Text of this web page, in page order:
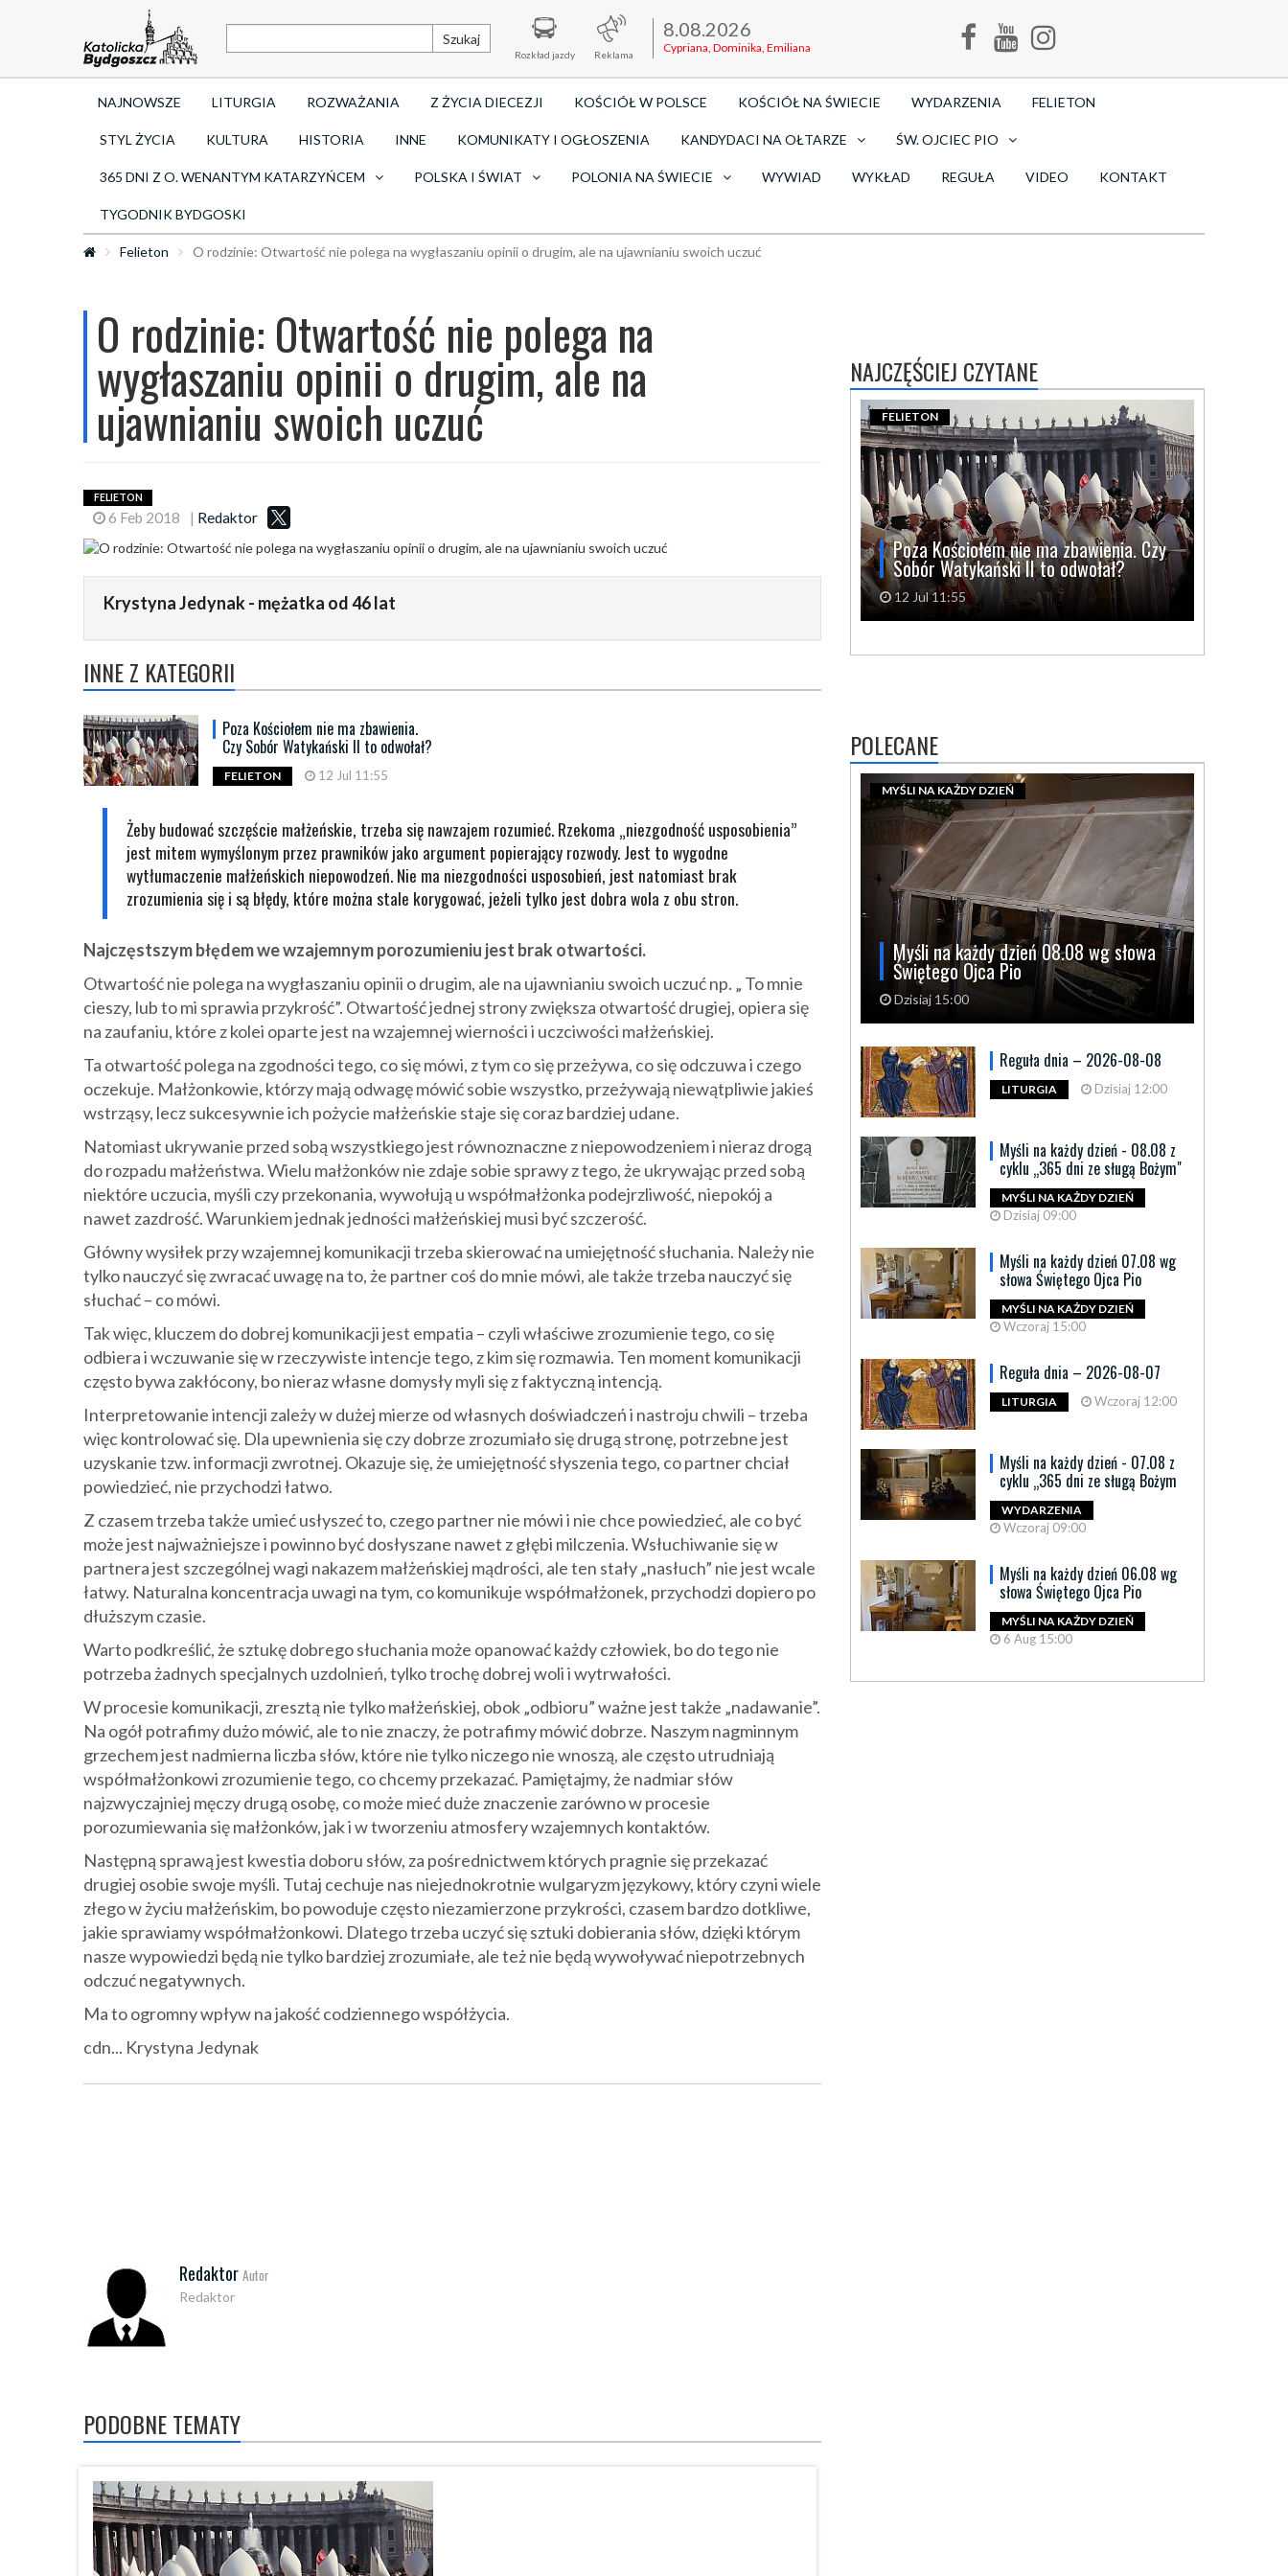
Szukaj
Rozkład jazdy Reklama
8.08.2026
Cypriana, Dominika, Emiliana
NAJNOWSZE LITURGIA ROZWAŻANIA Z ŻYCIA DIECEZJI KOŚCIÓŁ W POLSCE KOŚCIÓŁ NA ŚWIECIE WYDARZENIA FELIETON
STYL ŻYCIA KULTURA HISTORIA INNE KOMUNIKATY I OGŁOSZENIA KANDYDACI NA OŁTARZE ŚW. OJCIEC PIO
365 DNI Z O. WENANTYM KATARZYŃCEM POLSKA I ŚWIAT POLONIA NA ŚWIECIE WYWIAD WYKŁAD REGUŁA VIDEO KONTAKT
TYGODNIK BYDGOSKI
Felieton O rodzinie: Otwartość nie polega na wygłaszaniu opinii o drugim, ale na ujawnianiu swoich uczuć
O rodzinie: Otwartość nie polega na
wygłaszaniu opinii o drugim, ale na
ujawnianiu swoich uczuć
FELIETON
6 Feb 2018 | Redaktor
Krystyna Jedynak - mężatka od 46 lat
INNE Z KATEGORII
Poza Kościołem nie ma zbawienia.
Czy Sobór Watykański II to odwołał?
FELIETON 12 Jul 11:55
Żeby budować szczęście małżeńskie, trzeba się nawzajem rozumieć. Rzekoma „niezgodność usposobienia”
jest mitem wymyślonym przez prawników jako argument popierający rozwody. Jest to wygodne
wytłumaczenie małżeńskich niepowodzeń. Nie ma niezgodności usposobień, jest natomiast brak
zrozumienia się i są błędy, które można stale korygować, jeżeli tylko jest dobra wola z obu stron.
Najczęstszym błędem we wzajemnym porozumieniu jest brak otwartości.
Otwartość nie polega na wygłaszaniu opinii o drugim, ale na ujawnianiu swoich uczuć np. „ To mnie
cieszy, lub to mi sprawia przykrość”. Otwartość jednej strony zwiększa otwartość drugiej, opiera się
na zaufaniu, które z kolei oparte jest na wzajemnej wierności i uczciwości małżeńskiej.
Ta otwartość polega na zgodności tego, co się mówi, z tym co się przeżywa, co się odczuwa i czego
oczekuje. Małżonkowie, którzy mają odwagę mówić sobie wszystko, przeżywają niewątpliwie jakieś
wstrząsy, lecz sukcesywnie ich pożycie małżeńskie staje się coraz bardziej udane.
Natomiast ukrywanie przed sobą wszystkiego jest równoznaczne z niepowodzeniem i nieraz drogą
do rozpadu małżeństwa. Wielu małżonków nie zdaje sobie sprawy z tego, że ukrywając przed sobą
niektóre uczucia, myśli czy przekonania, wywołują u współmałżonka podejrzliwość, niepokój a
nawet zazdrość. Warunkiem jednak jedności małżeńskiej musi być szczerość.
Główny wysiłek przy wzajemnej komunikacji trzeba skierować na umiejętność słuchania. Należy nie
tylko nauczyć się zwracać uwagę na to, że partner coś do mnie mówi, ale także trzeba nauczyć się
słuchać – co mówi.
Tak więc, kluczem do dobrej komunikacji jest empatia – czyli właściwe zrozumienie tego, co się
odbiera i wczuwanie się w rzeczywiste intencje tego, z kim się rozmawia. Ten moment komunikacji
często bywa zakłócony, bo nieraz własne domysły myli się z faktyczną intencją.
Interpretowanie intencji zależy w dużej mierze od własnych doświadczeń i nastroju chwili – trzeba
więc kontrolować się. Dla upewnienia się czy dobrze zrozumiało się drugą stronę, potrzebne jest
uzyskanie tzw. informacji zwrotnej. Okazuje się, że umiejętność słyszenia tego, co partner chciał
powiedzieć, nie przychodzi łatwo.
Z czasem trzeba także umieć usłyszeć to, czego partner nie mówi i nie chce powiedzieć, ale co być
może jest najważniejsze i powinno być dosłyszane nawet z głębi milczenia. Wsłuchiwanie się w
partnera jest szczególnej wagi nakazem małżeńskiej mądrości, ale ten stały „nasłuch” nie jest wcale
łatwy. Naturalna koncentracja uwagi na tym, co komunikuje współmałżonek, przychodzi dopiero po
dłuższym czasie.
Warto podkreślić, że sztukę dobrego słuchania może opanować każdy człowiek, bo do tego nie
potrzeba żadnych specjalnych uzdolnień, tylko trochę dobrej woli i wytrwałości.
W procesie komunikacji, zresztą nie tylko małżeńskiej, obok „odbioru” ważne jest także „nadawanie”.
Na ogół potrafimy dużo mówić, ale to nie znaczy, że potrafimy mówić dobrze. Naszym nagminnym
grzechem jest nadmierna liczba słów, które nie tylko niczego nie wnoszą, ale często utrudniają
współmałżonkowi zrozumienie tego, co chcemy przekazać. Pamiętajmy, że nadmiar słów
najzwyczajniej męczy drugą osobę, co może mieć duże znaczenie zarówno w procesie
porozumiewania się małżonków, jak i w tworzeniu atmosfery wzajemnych kontaktów.
Następną sprawą jest kwestia doboru słów, za pośrednictwem których pragnie się przekazać
drugiej osobie swoje myśli. Tutaj cechuje nas niejednokrotnie wulgaryzm językowy, który czyni wiele
złego w życiu małżeńskim, bo powoduje często niezamierzone przykrości, czasem bardzo dotkliwe,
jakie sprawiamy współmałżonkowi. Dlatego trzeba uczyć się sztuki dobierania słów, dzięki którym
nasze wypowiedzi będą nie tylko bardziej zrozumiałe, ale też nie będą wywoływać niepotrzebnych
odczuć negatywnych.
Ma to ogromny wpływ na jakość codziennego współżycia.
cdn... Krystyna Jedynak
Redaktor Autor
Redaktor
PODOBNE TEMATY
NAJCZĘŚCIEJ CZYTANE
Poza Kościołem nie ma zbawienia. Czy
Sobór Watykański II to odwołał?
12 Jul 11:55
FELIETON
POLECANE
Myśli na każdy dzień 08.08 wg słowa
Świętego Ojca Pio
Dzisiaj 15:00
MYŚLI NA KAŻDY DZIEŃ
Reguła dnia – 2026-08-08
LITURGIA Dzisiaj 12:00
Myśli na każdy dzień - 08.08 z
cyklu „365 dni ze sługą Bożym"
MYŚLI NA KAŻDY DZIEŃ
Dzisiaj 09:00
Myśli na każdy dzień 07.08 wg
słowa Świętego Ojca Pio
MYŚLI NA KAŻDY DZIEŃ
Wczoraj 15:00
Reguła dnia – 2026-08-07
LITURGIA Wczoraj 12:00
Myśli na każdy dzień - 07.08 z
cyklu „365 dni ze sługą Bożym
WYDARZENIA
Wczoraj 09:00
Myśli na każdy dzień 06.08 wg
słowa Świętego Ojca Pio
MYŚLI NA KAŻDY DZIEŃ
6 Aug 15:00